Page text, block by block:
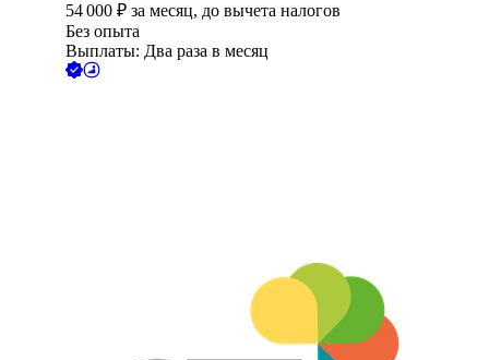
54 000 ₽ за месяц, до вычета налогов
Без опыта
Выплаты: Два раза в месяц